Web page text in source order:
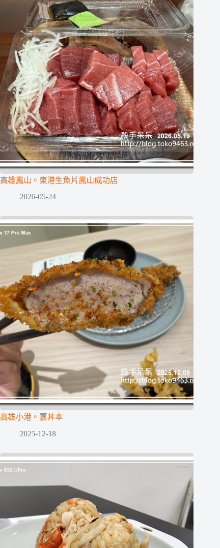
高雄鳳山。東港生魚片鳳山成功店
2026-05-24
高雄小港。嘉丼本
2025-12-18